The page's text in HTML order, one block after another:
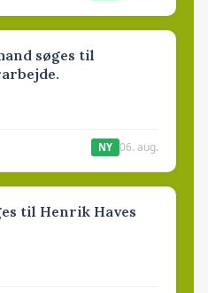
søges til
NY 06. aug.
til Henrik Haves